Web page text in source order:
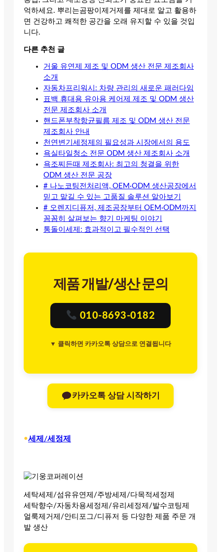
억하세요. 뿌리는곰팡이제거제를 제대로 알고 활용하
면 건강하고 쾌적한 공간을 오래 유지할 수 있을 것입
니다.
다른 추천 글
거울 유연제 제조 및 ODM 생산 전문 제조회사
소개
자동차프리워시: 차량 관리의 새로운 패러다임
표백 휴대용 유아용 케어제 제조 및 ODM 생산
전문 제조회사 소개
핸드폰부착항균필름 제조 및 ODM 생산 전문
제조회사 안내
천연변기세정제의 필요성과 시장에서의 용도
욕실타일청소 전문 ODM 생산 제조회사 소개
욕조찌든때 제조회사: 최고의 청결을 위한
ODM 생산 전문 공장
# 나노코팅전처리액, OEM·ODM 생산공장에서
믿고 맡길 수 있는 고품질 솔루션 알아보기
# 오렌지디퓨저, 제조공장부터 OEM·ODM까지
꼼꼼히 살펴보는 향기 마케팅 이야기
통돌이세제: 효과적이고 필수적인 선택
제품 개발/생산 문의
010-8693-0182
▼ 클릭하면 카카오톡 상담으로 연결됩니다
카카오톡 상담 시작하기
•세제/세정제
세탁세제/섬유유연제/주방세제/다목적세정제
세탁향수/자동차용세정제/유리세정제/발수코팅제
얼룩제거제/안티포그/디퓨저 등 다양한 제품 주문 개
발 생산